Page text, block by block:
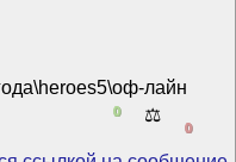
лайн
0 ⚖️
0